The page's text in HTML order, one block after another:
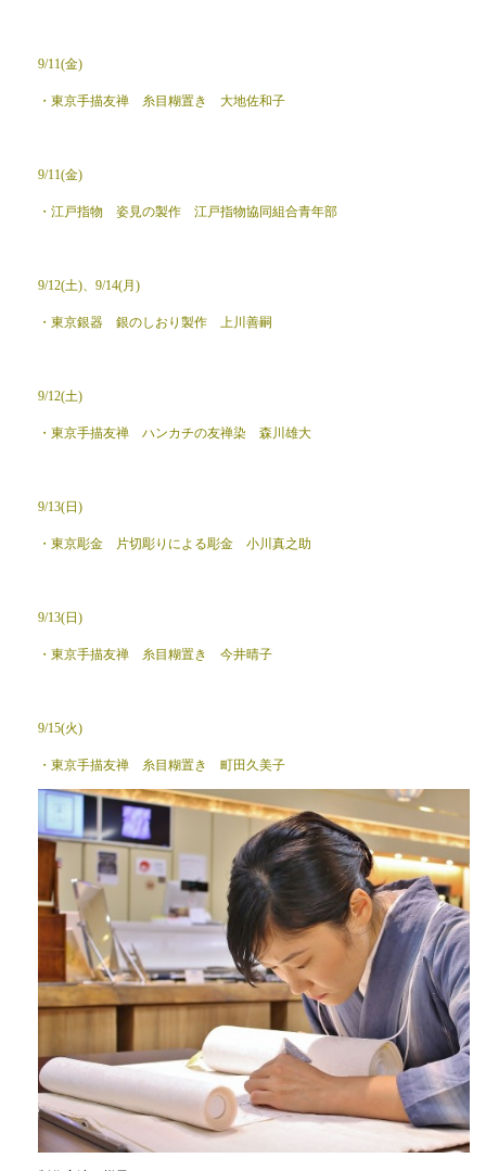
9/11(金)
・東京手描友禅 糸目糊置き 大地佐和子
9/11(金)
・江戸指物 姿見の製作 江戸指物協同組合青年部
9/12(土)、9/14(月)
・東京銀器 銀のしおり製作 上川善嗣
9/12(土)
・東京手描友禅 ハンカチの友禅染 森川雄大
9/13(日)
・東京彫金 片切彫りによる彫金 小川真之助
9/13(日)
・東京手描友禅 糸目糊置き 今井晴子
9/15(火)
・東京手描友禅 糸目糊置き 町田久美子